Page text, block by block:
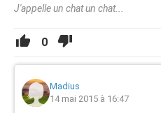
J'appelle un chat un chat...
0
Madius
14 mai 2015 à 16:47